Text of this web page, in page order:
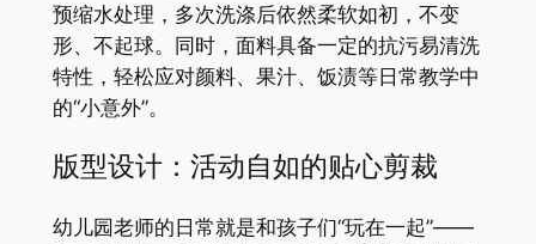
预缩水处理，多次洗涤后依然柔软如初，不变
形、不起球。同时，面料具备一定的抗污易清洗
特性，轻松应对颜料、果汁、饭渍等日常教学中
的“小意外”。
版型设计：活动自如的贴心剪裁
幼儿园老师的日常就是和孩子们“玩在一起”——